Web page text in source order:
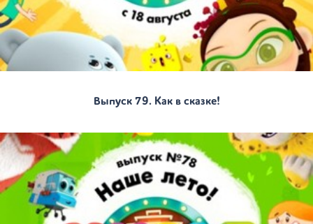
Выпуск 79. Как в сказке!